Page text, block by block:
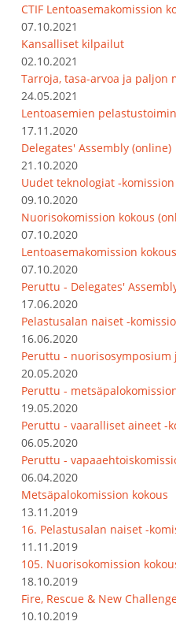
CTIF Lentoasemakomission
07.10.2021
Kansalliset kilpailut
02.10.2021
Tarroja, tasa-arvoa ja paljon
24.05.2021
Lentoasemien
17.11.2020
Delegates' Assembly (online)
21.10.2020
Uudet teknologiat -
09.10.2020
Nuorisokomission kokous
07.10.2020
Lentoasemakomission
07.10.2020
Peruttu - Delegates'
17.06.2020
Pelastusalan naiset -
16.06.2020
Peruttu - nuorisosymposium
20.05.2020
Peruttu -
19.05.2020
Peruttu - vaaralliset aineet -
06.05.2020
Peruttu -
06.04.2020
Metsäpalokomission kokous
13.11.2019
16. Pelastusalan naiset -
11.11.2019
105. Nuorisokomission
18.10.2019
Fire, Rescue & New
10.10.2019